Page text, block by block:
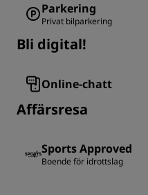
Parkering
Privat bilparkering
Bli digital!
Online-chatt
Affärsresa
Sports Approved
Boende för idrottslag